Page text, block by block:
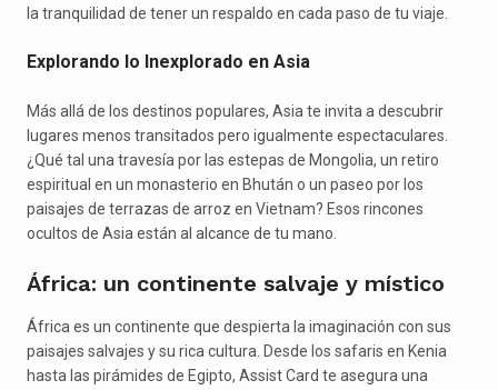
la tranquilidad de tener un respaldo en cada paso de tu viaje.
Explorando lo Inexplorado en Asia
Más allá de los destinos populares, Asia te invita a descubrir
lugares menos transitados pero igualmente espectaculares.
¿Qué tal una travesía por las estepas de Mongolia, un retiro
espiritual en un monasterio en Bhután o un paseo por los
paisajes de terrazas de arroz en Vietnam? Esos rincones
ocultos de Asia están al alcance de tu mano.
África: un continente salvaje y místico
África es un continente que despierta la imaginación con sus
paisajes salvajes y su rica cultura. Desde los safaris en Kenia
hasta las pirámides de Egipto, Assist Card te asegura una